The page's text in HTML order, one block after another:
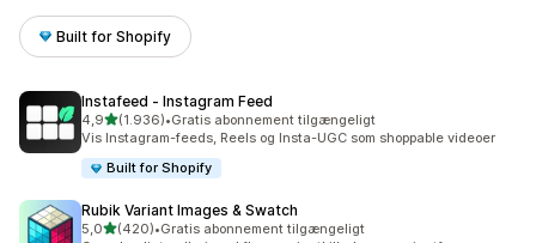
Built for Shopify
Instafeed ‑ Instagram Feed
4,9ud af 5 stjerner
(1.936)
1936 anmeldelser i alt
•Gratis abonnement tilgængeligt
Vis Instagram-feeds, Reels og Insta-UGC som shoppable videoer
Built for Shopify
Rubik Variant Images & Swatch
5,0ud af 5 stjerner
(420)
420 anmeldelser i alt
•Gratis abonnement tilgængeligt